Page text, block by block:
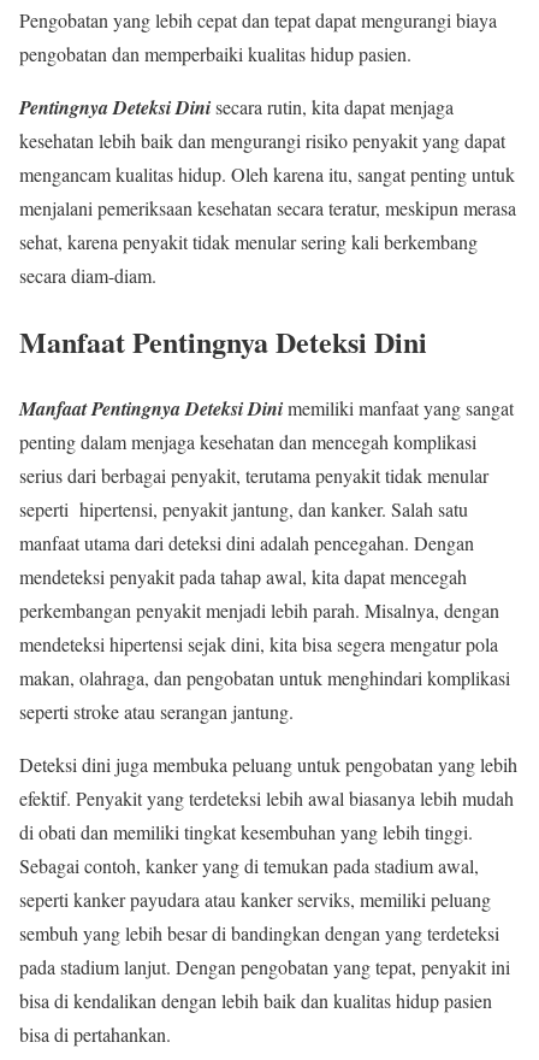
Pengobatan yang lebih cepat dan tepat dapat mengurangi biaya
pengobatan dan memperbaiki kualitas hidup pasien.
Pentingnya Deteksi Dinisecara rutin, kita dapat menjaga
kesehatan lebih baik dan mengurangi risiko penyakit yang dapat
mengancam kualitas hidup. Oleh karena itu, sangat penting untuk
menjalani pemeriksaan kesehatan secara teratur, meskipun merasa
sehat, karena penyakit tidak menular sering kali berkembang
secara diam-diam.
Manfaat Pentingnya Deteksi Dini
Manfaat Pentingnya Deteksi Dinimemiliki manfaat yang sangat
penting dalam menjaga kesehatan dan mencegah komplikasi
serius dari berbagai penyakit, terutama penyakit tidak menular
seperti hipertensi, penyakit jantung, dan kanker. Salah satu
manfaat utama dari deteksi dini adalah pencegahan. Dengan
mendeteksi penyakit pada tahap awal, kita dapat mencegah
perkembangan penyakit menjadi lebih parah. Misalnya, dengan
mendeteksi hipertensi sejak dini, kita bisa segera mengatur pola
makan, olahraga, dan pengobatan untuk menghindari komplikasi
seperti stroke atau serangan jantung.
Deteksi dini juga membuka peluang untuk pengobatan yang lebih
efektif. Penyakit yang terdeteksi lebih awal biasanya lebih mudah
di obati dan memiliki tingkat kesembuhan yang lebih tinggi.
Sebagai contoh, kanker yang di temukan pada stadium awal,
seperti kanker payudara atau kanker serviks, memiliki peluang
sembuh yang lebih besar di bandingkan dengan yang terdeteksi
pada stadium lanjut. Dengan pengobatan yang tepat, penyakit ini
bisa di kendalikan dengan lebih baik dan kualitas hidup pasien
bisa di pertahankan.